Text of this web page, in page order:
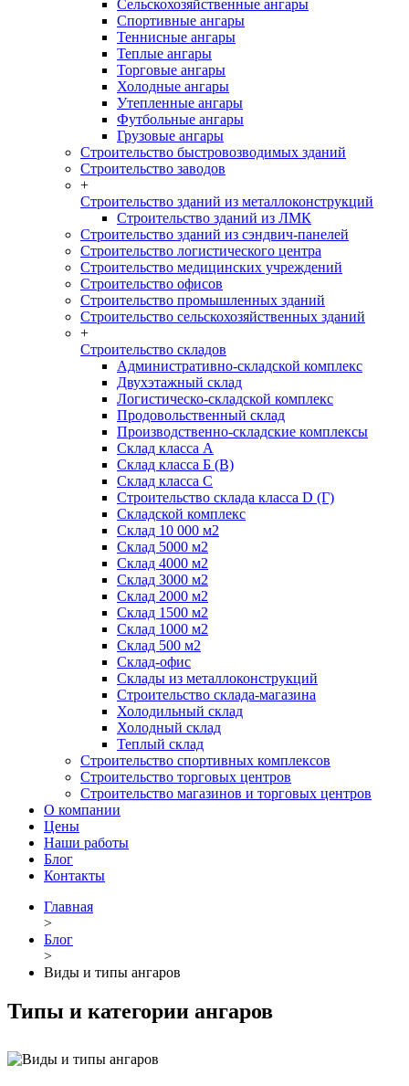
Сельскохозяйственные ангары
Спортивные ангары
Теннисные ангары
Теплые ангары
Торговые ангары
Холодные ангары
Утепленные ангары
Футбольные ангары
Грузовые ангары
Строительство быстровозводимых зданий
Строительство заводов
+
Строительство зданий из металлоконструкций
Строительство зданий из ЛМК
Строительство зданий из сэндвич-панелей
Строительство логистического центра
Строительство медицинских учреждений
Строительство офисов
Строительство промышленных зданий
Строительство сельскохозяйственных зданий
+
Строительство складов
Административно-складской комплекс
Двухэтажный склад
Логистическо-складской комплекс
Продовольственный склад
Производственно-складские комплексы
Склад класса А
Склад класса Б (B)
Склад класса С
Строительство склада класса D (Г)
Складской комплекс
Склад 10 000 м2
Склад 5000 м2
Склад 4000 м2
Склад 3000 м2
Склад 2000 м2
Склад 1500 м2
Склад 1000 м2
Склад 500 м2
Склад-офис
Склады из металлоконструкций
Строительство склада-магазина
Холодильный склад
Холодный склад
Теплый склад
Строительство спортивных комплексов
Строительство торговых центров
Строительство магазинов и торговых центров
О компании
Цены
Наши работы
Блог
Контакты
Главная
>
Блог
>
Виды и типы ангаров
Типы и категории ангаров